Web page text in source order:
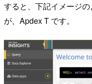
すると、下記イメージ
が、Apdex T です。